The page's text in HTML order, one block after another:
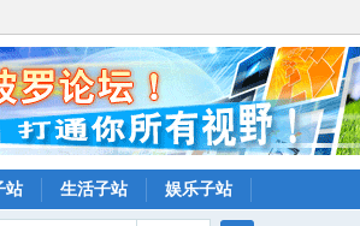
站 生活子站 娱乐子站